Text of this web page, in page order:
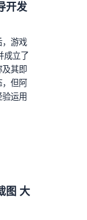
开发
，游戏
成立了
及其即
，但阿
运用
图 大